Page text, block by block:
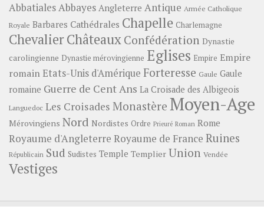
AbbatialesAbbayes Angleterre Antique Armée Catholique
Royale Barbares Cathédrales Chapelle Charlemagne
ChevalierChâteauxConfédération Dynastie
carolingienne Dynastie mérovingienne Eglises Empire Empire
romainEtats-Unis d'Amérique Forteresse Gaule Gaule
romaine Guerre de Cent Ans La Croisade des Albigeois
Languedoc Les Croisades Monastère Moyen-Age
Mérovingiens Nord Nordistes Ordre Prieuré Roman Rome
Royaume d'Angleterre Royaume de France Ruines
Républicain Sud Sudistes Temple Templier Union Vendée
Vestiges